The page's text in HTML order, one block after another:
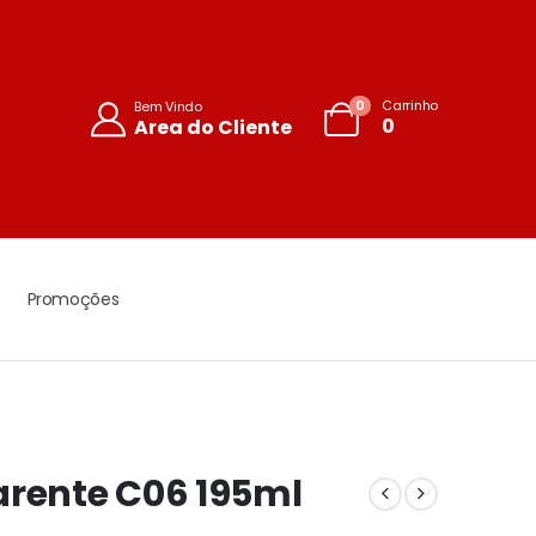
Bem Vindo
Area do Cliente
0 Carrinho
0
Promoções
C06 195ml